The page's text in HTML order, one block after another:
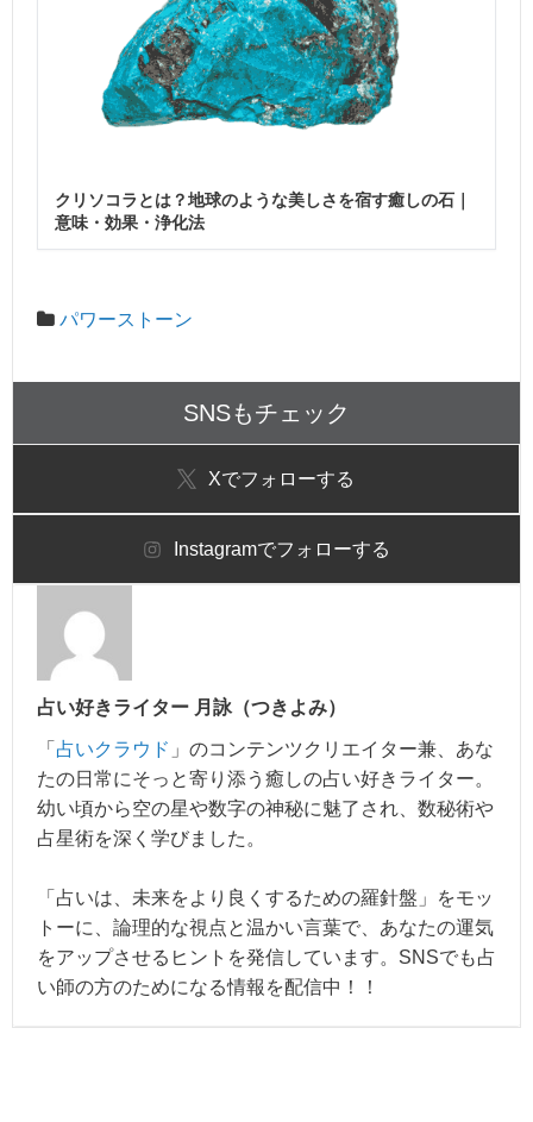
クリソコラとは？地球のような美しさを宿す癒しの石｜
意味・効果・浄化法
パワーストーン
SNSもチェック
Xでフォローする
Instagramでフォローする
占い好きライター 月詠（つきよみ）
「 占いクラウド 」のコンテンツクリエイター兼、あな
たの日常にそっと寄り添う癒しの占い好きライター。
幼い頃から空の星や数字の神秘に魅了され、数秘術や
占星術を深く学びました。
「占いは、未来をより良くするための羅針盤」をモッ
トーに、論理的な視点と温かい言葉で、あなたの運気
をアップさせるヒントを発信しています。SNSでも占
い師の方のためになる情報を配信中！！